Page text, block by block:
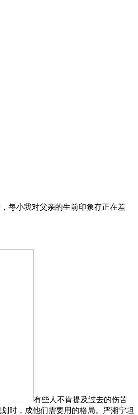
每小我对父亲的生前印象存正在差
有些人不肯提及过去的伤苦
时，成他们需要用的格局。严湘宁坦